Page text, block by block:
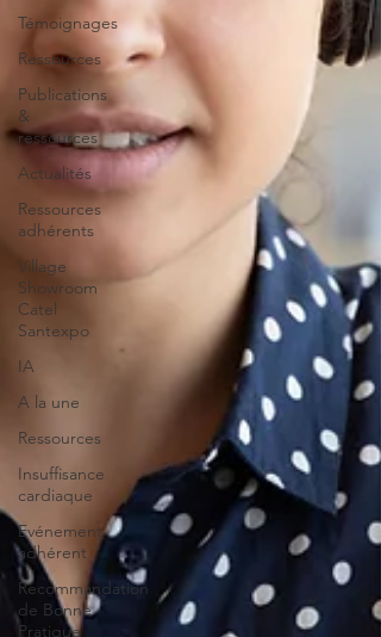
Témoignages
Ressources
Publications
&
ressources
Actualités
Ressources
adhérents
Village
Showroom
Catel
Santexpo
IA
A la une
Ressources
Insuffisance
cardiaque
Evénement
adhérent
Recommandation
de Bonne
Pratique